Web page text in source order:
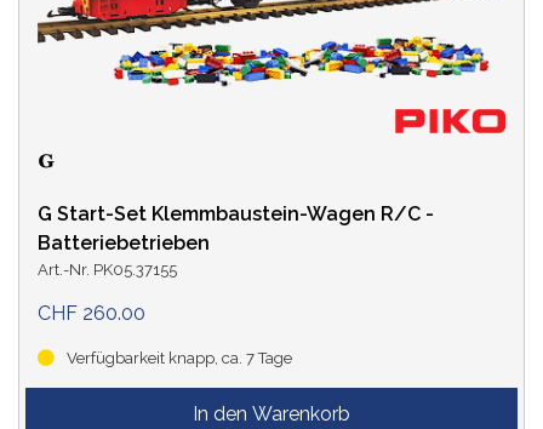
G Start-Set Klemmbaustein-Wagen R/C -
Batteriebetrieben
Art.-Nr. PK05.37155
CHF 260.00
Verfügbarkeit knapp, ca. 7 Tage